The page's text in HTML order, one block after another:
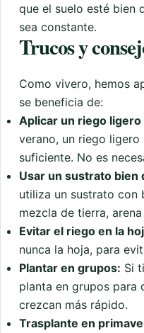
que el suelo esté bien
sea constante.
Trucos y
Como vivero, hemos
se beneficia de:
Aplicar un riego ligero
verano, un riego ligero
suficiente. No es
Usar un sustrato bien
utiliza un sustrato con
mezcla de tierra,
Evitar el riego en la
nunca la hoja, para
Plantar en grupos: Si
planta en grupos para
crezcan más rápido.
Trasplante en